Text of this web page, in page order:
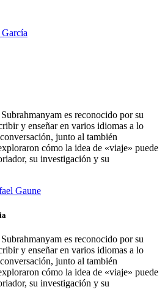
es reconocido por su
y enseñar en varios idiomas a lo
junto al también
cómo la idea de «viaje» puede
su investigación y su
Gaune
es reconocido por su
y enseñar en varios idiomas a lo
junto al también
cómo la idea de «viaje» puede
su investigación y su